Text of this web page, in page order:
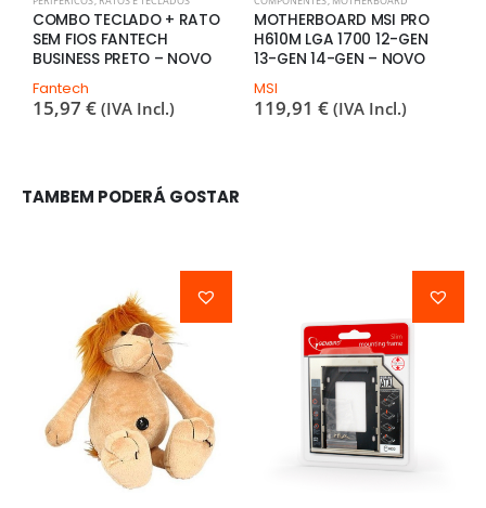
COMBO TECLADO + RATO
SEM FIOS FANTECH
BUSINESS PRETO – NOVO
Fantech
15,97 € (IVA Incl.)
MOTHERBOARD MSI PRO
H610M LGA 1700 12-GEN
13-GEN 14-GEN – NOVO
MSI
119,91 € (IVA Incl.)
TAMBEM PODERÁ GOSTAR